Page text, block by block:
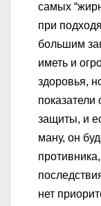
самых
при
большим
иметь и
здоровья,
показатели
защиты, и
ману, он
нет